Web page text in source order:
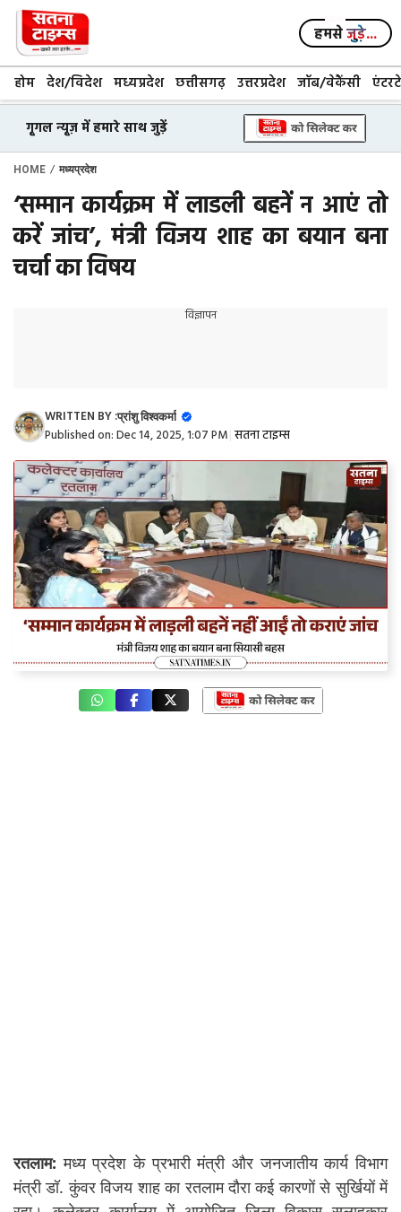
Skip
content
हमसेजुड़े...
होम देश/विदेश मध्यप्रदेश छत्तीसगढ़ उत्तरप्रदेश जॉब/वेकैंसी
गूगल न्यूज़ में हमारे साथ जुड़ें
HOME / मध्यप्रदेश
‘सम्मान कार्यक्रम में लाडली बहनें न आएं तो
करें जांच’, मंत्री विजय शाह का बयान बना
चर्चा का विषय
विज्ञापन
WRITTEN BY :प्रांशु विश्वकर्मा
Published on:Dec 14, 2025, 1:07 PM सतना टाइम्स
रतलाम: मध्य प्रदेश के प्रभारी मंत्री और जनजातीय कार्य विभाग
मंत्री डॉ. कुंवर विजय शाह का रतलाम दौरा कई कारणों से सुर्खियों में